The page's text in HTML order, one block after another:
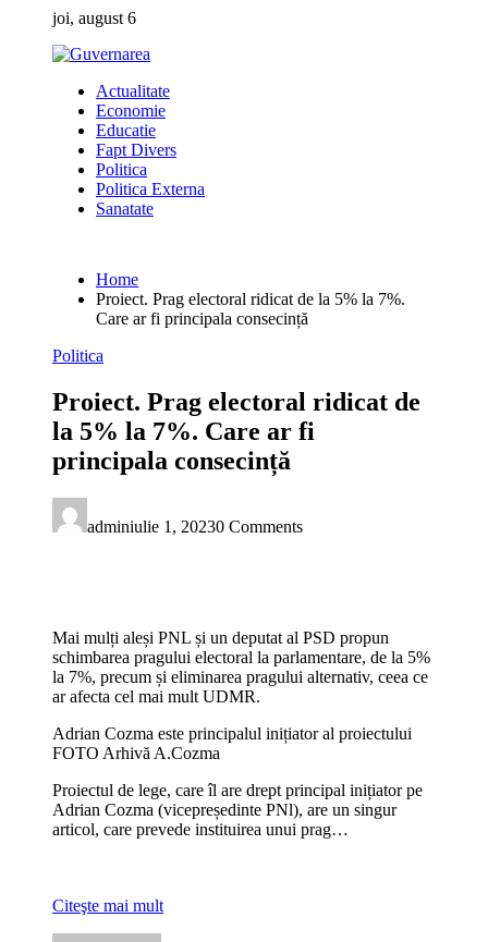
content
joi, august 6
Actualitate
Economie
Educatie
Fapt Divers
Politica
Politica Externa
Sanatate
Home
Proiect. Prag electoral ridicat de la 5% la 7%.
Care ar fi principala consecință
Politica
Proiect. Prag electoral ridicat de
la 5% la 7%. Care ar fi
principala consecință
adminiulie 1, 20230 Comments
Mai mulți aleși PNL și un deputat al PSD propun
schimbarea pragului electoral la parlamentare, de la 5%
la 7%, precum și eliminarea pragului alternativ, ceea ce
ar afecta cel mai mult UDMR.
Adrian Cozma este principalul inițiator al proiectului
FOTO Arhivă A.Cozma
Proiectul de lege, care îl are drept principal inițiator pe
Adrian Cozma (vicepreședinte PNl), are un singur
articol, care prevede instituirea unui prag…
Citeşte mai mult